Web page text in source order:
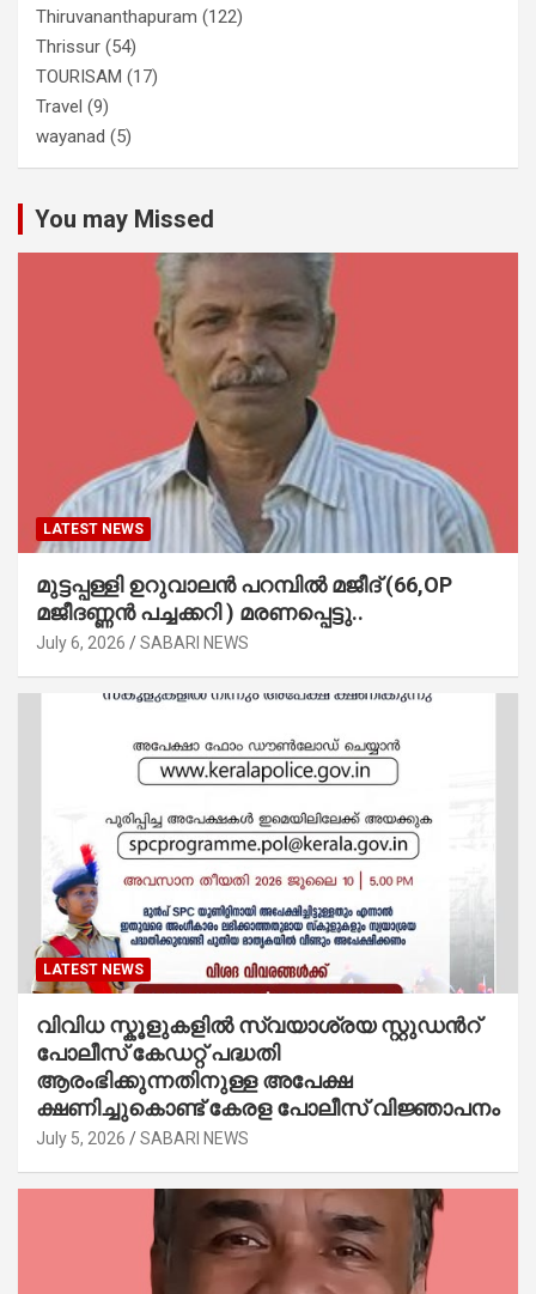
Thiruvananthapuram (122)
Thrissur (54)
TOURISAM (17)
Travel (9)
wayanad (5)
You may Missed
LATEST NEWS
മുട്ടപ്പള്ളി ഉറുവാലൻ പറമ്പിൽ മജീദ് (66,OP
മജീദണ്ണൻ പച്ചക്കറി ) മരണപ്പെട്ടു..
July 6, 2026 SABARI NEWS
LATEST NEWS
വിവിധ സ്കൂളുകളില്‍ സ്വയാശ്രയ സ്റ്റുഡന്‍റ്
പോലീസ് കേഡറ്റ് പദ്ധതി
ആരംഭിക്കുന്നതിനുള്ള അപേക്ഷ
ക്ഷണിച്ചുകൊണ്ട് കേരള പോലീസ് വിജ്ഞാപനം
July 5, 2026 SABARI NEWS